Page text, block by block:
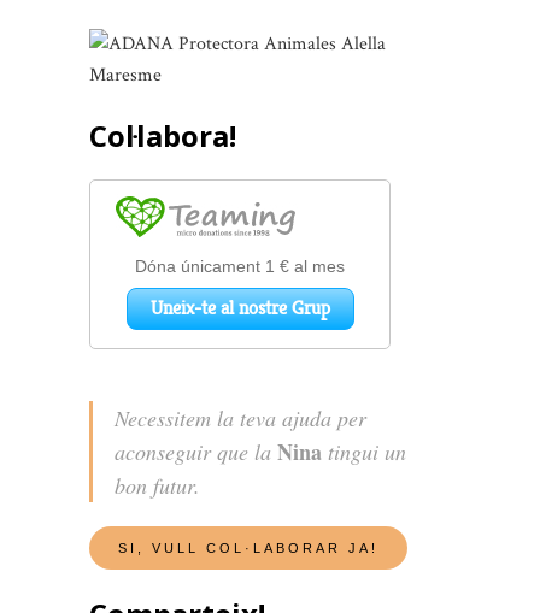
Col·labora!
Necessitem la teva ajuda per
aconseguir que la Nina tingui un
bon futur.